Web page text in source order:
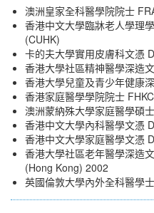
澳洲皇家全科醫學院院士
香港中文大學臨牀老人學理
(CUHK)
卡的夫大學實用皮膚科文憑
香港大學社區精神醫學深造
香港大學兒童及青少年健康
香港家庭醫學學院院士
澳洲蒙納殊大學家庭醫學碩
香港中文大學內科醫學文憑
香港中文大學家庭醫學文憑
香港大學社區老年醫學深造
(Hong Kong) 2002
英國倫敦大學內外全科醫學